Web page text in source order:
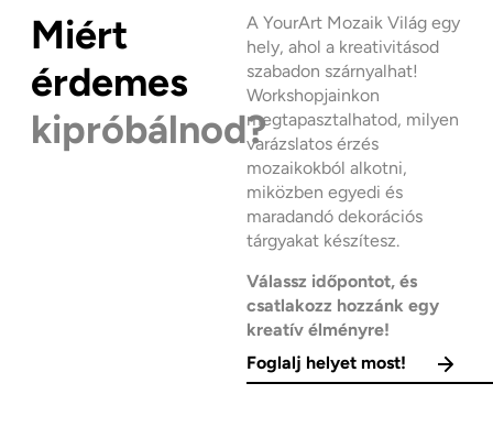
Miért
érdemes
kipróbálnod?
A YourArt Mozaik Világ egy
hely, ahol a kreativitásod
szabadon szárnyalhat!
Workshopjainkon
megtapasztalhatod, milyen
varázslatos érzés
mozaikokból alkotni,
miközben egyedi és
maradandó dekorációs
tárgyakat készítesz.
Válassz időpontot, és
csatlakozz hozzánk egy
kreatív élményre!
Foglalj helyet most!